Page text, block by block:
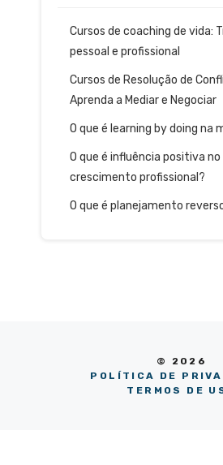
Cursos de coaching de vida:
pessoal e profissional
Cursos de Resolução de
Aprenda a Mediar e Negociar
O que é learning by doing na
O que é influência positiva
crescimento profissional?
O que é planejamento
© 2026
POLÍTICA DE
TERMOS DE